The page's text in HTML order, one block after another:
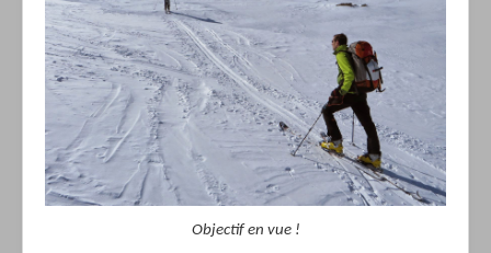
Objectif en vue !